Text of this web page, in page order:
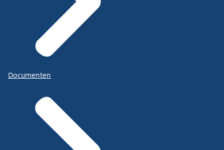
Documenten